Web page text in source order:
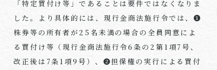
「特定買付け等」であることは要件ではなくなりま
した。より具体的には、現行金商法施行令では、❶
株券等の所有者が25名未満の場合の全員同意によ
る買付け等（現行金商法施行令6条の2第1項7号、
改正後は7条1項9号）、❷担保権の実行による買付